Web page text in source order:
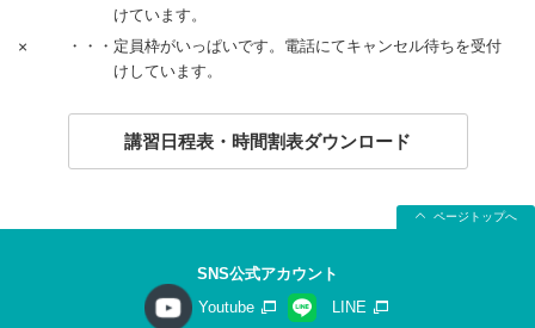
けています。
×
・・・定員枠がいっぱいです。電話にてキャンセル待ちを受付
けしています。
講習日程表・時間割表ダウンロード
ページトップへ
SNS公式アカウント
Youtube
LINE